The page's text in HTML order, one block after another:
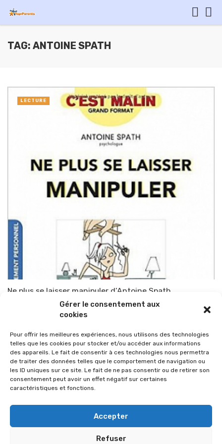
Gérer le consentement aux
cookies
Pour offrir les meilleures expériences, nous utilisons des technologies
telles que les cookies pour stocker et/ou accéder aux informations
des appareils. Le fait de consentir à ces technologies nous permettra
de traiter des données telles que le comportement de navigation ou
les ID uniques sur ce site. Le fait de ne pas consentir ou de retirer son
consentement peut avoir un effet négatif sur certaines
caractéristiques et fonctions.
Accepter
Refuser
TAG: ANTOINE SPATH
Ne plus se laisser manipuler d’Antoine Spath
TOP-PARENTS 10 mai 2016
LECTURE